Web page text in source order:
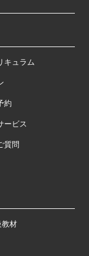
キュラム
約
ービス
質問
教材